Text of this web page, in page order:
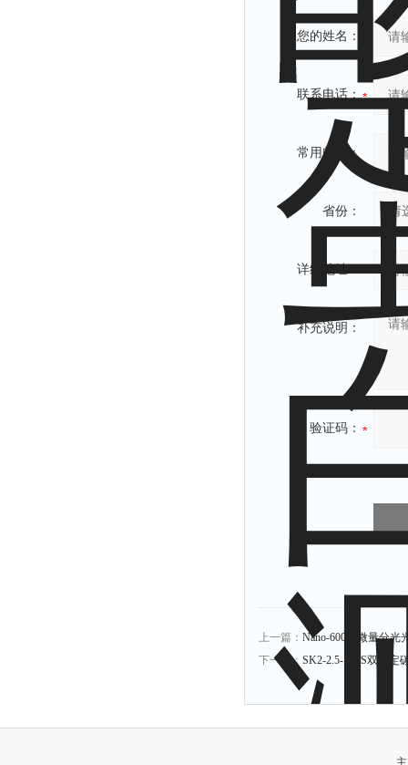
您的姓名：
联系电话：
常用邮箱：
省份：
详细地址：
补充说明：
验证码：
上一篇： Nano-600超微量分光
下一篇： SK2-2.5-13TS双管定